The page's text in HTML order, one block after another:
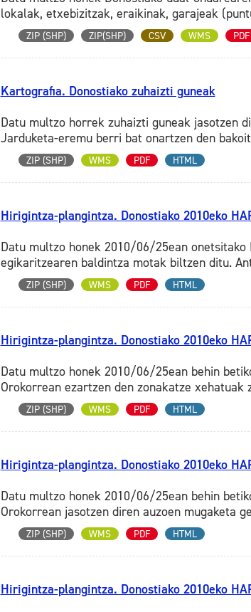
lokalak, etxebizitzak, eraikinak, garajeak
ZIP (SHP) ZIP(SHP) CSV WMS PDF
Kartografia. Donostiako zuhaizti guneak
Datu multzo horrek zuhaizti guneak jasotzen
Jarduketa-eremu berri bat onartzen den
ZIP (SHP) WMS PDF HTML
Hirigintza-plangintza. Donostiako 2010eko
Datu multzo honek 2010/06/25ean
egikaritzearen baldintza motak biltzen ditu.
ZIP (SHP) WMS PDF HTML
Hirigintza-plangintza. Donostiako 2010eko
Datu multzo honek 2010/06/25ean behin
Orokorrean ezartzen den zonakatze xehatuak
ZIP (SHP) WMS PDF HTML
Hirigintza-plangintza. Donostiako 2010eko
Datu multzo honek 2010/06/25ean behin
Orokorrean jasotzen diren auzoen mugaketa
ZIP (SHP) WMS PDF HTML
Hirigintza-plangintza. Donostiako 2010eko